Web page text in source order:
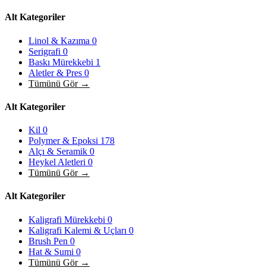
Alt Kategoriler
Linol & Kazıma 0
Serigrafi 0
Baskı Mürekkebi 1
Aletler & Pres 0
Tümünü Gör →
Alt Kategoriler
Kil 0
Polymer & Epoksi 178
Alçı & Seramik 0
Heykel Aletleri 0
Tümünü Gör →
Alt Kategoriler
Kaligrafi Mürekkebi 0
Kaligrafi Kalemi & Uçları 0
Brush Pen 0
Hat & Sumi 0
Tümünü Gör →